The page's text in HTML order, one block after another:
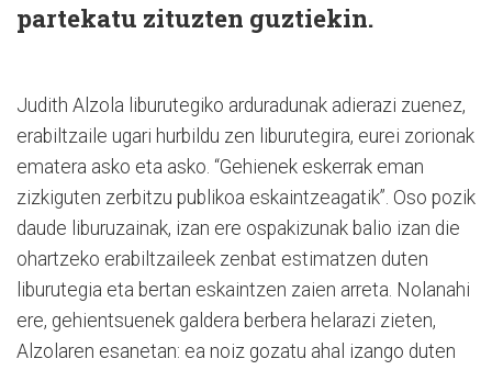
partekatu zituzten guztiekin.
Judith Alzola liburutegiko arduradunak adierazi zuenez,
erabiltzaile ugari hurbildu zen liburutegira, eurei zorionak
ematera asko eta asko. “Gehienek eskerrak eman
zizkiguten zerbitzu publikoa eskaintzeagatik”. Oso pozik
daude liburuzainak, izan ere ospakizunak balio izan die
ohartzeko erabiltzaileek zenbat estimatzen duten
liburutegia eta bertan eskaintzen zaien arreta. Nolanahi
ere, gehientsuenek galdera berbera helarazi zieten,
Alzolaren esanetan: ea noiz gozatu ahal izango duten